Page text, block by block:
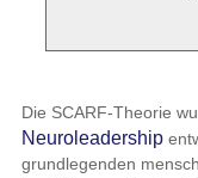
Die SCARF-Theorie
Neuroleadership
grundlegenden